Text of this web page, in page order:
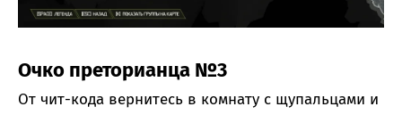
Очко преторианца №3
От чит-кода вернитесь в комнату с щупальцами и